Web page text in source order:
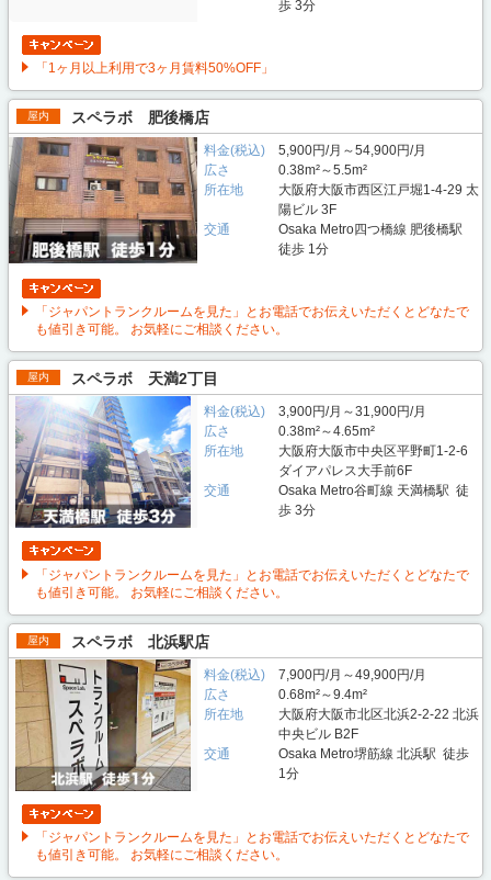
歩 3分
「1ヶ月以上利用で3ヶ月賃料50%OFF」
屋内 スペラボ 肥後橋店
料金(税込)
5,900円/月～54,900円/月
広さ
0.38m²～5.5m²
所在地
大阪府大阪市西区江戸堀1-4-29 太
陽ビル 3F
交通
Osaka Metro四つ橋線 肥後橋駅
徒歩 1分
「ジャパントランクルームを見た」とお電話でお伝えいただくとどなたで
も値引き可能。 お気軽にご相談ください。
屋内 スペラボ 天満2丁目
料金(税込)
3,900円/月～31,900円/月
広さ
0.38m²～4.65m²
所在地
大阪府大阪市中央区平野町1-2-6
ダイアパレス大手前6F
交通
Osaka Metro谷町線 天満橋駅 徒
歩 3分
「ジャパントランクルームを見た」とお電話でお伝えいただくとどなたで
も値引き可能。 お気軽にご相談ください。
屋内 スペラボ 北浜駅店
料金(税込)
7,900円/月～49,900円/月
広さ
0.68m²～9.4m²
所在地
大阪府大阪市北区北浜2-2-22 北浜
中央ビル B2F
交通
Osaka Metro堺筋線 北浜駅 徒歩
1分
「ジャパントランクルームを見た」とお電話でお伝えいただくとどなたで
も値引き可能。 お気軽にご相談ください。